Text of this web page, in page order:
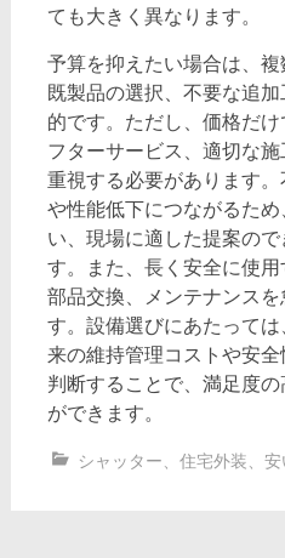
ても大きく異なります。
予算を抑えたい場合は、
既製品の選択、不要な追
的です。ただし、価格だ
フターサービス、適切な
重視する必要があります
や性能低下につながるた
い、現場に適した提案の
す。また、長く安全に使
部品交換、メンテナンス
す。設備選びにあたって
来の維持管理コストや安
判断することで、満足度
ができます。
シャッター、 住宅外装、 安